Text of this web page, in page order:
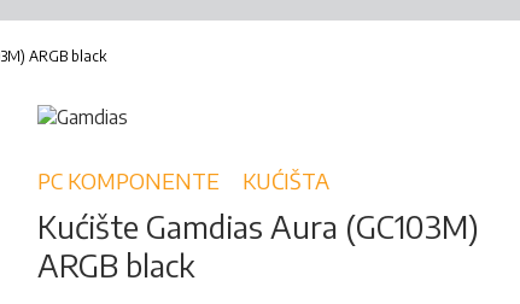
ARGB black
PC KOMPONENTE KUĆIŠTA
Kućište Gamdias Aura (GC103M)
ARGB black